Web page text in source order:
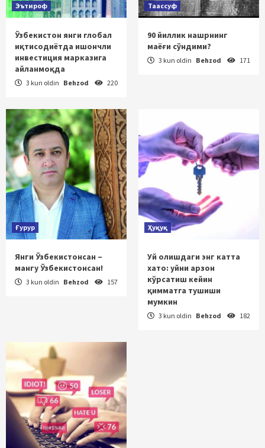
Эътироф
Ўзбекистон янги глобал
иқтисодиётда ишончли
инвестиция марказига
айланмоқда
3 kun oldin Behzod 220
Таассуф
90 йиллик нашрнинг
маёғи сўндими?
3 kun oldin Behzod 171
Ғурур
Янги Ўзбекистонсан –
мангу Ўзбекистонсан!
3 kun oldin Behzod 157
Ҳуқуқ
Уй олишдаги энг катта
хато: уйни арзон
кўрсатиш кейин
қимматга тушиши
мумкин
3 kun oldin Behzod 182